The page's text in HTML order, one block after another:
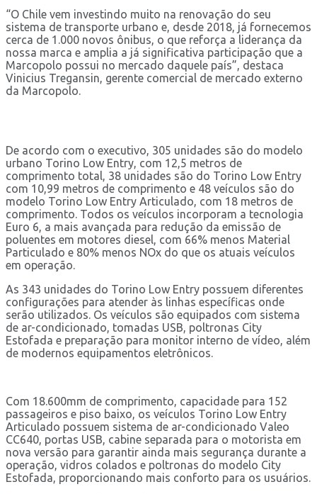
“O Chile vem investindo muito na renovação do seu
sistema de transporte urbano e, desde 2018, já fornecemos
cerca de 1.000 novos ônibus, o que reforça a liderança da
nossa marca e amplia a já significativa participação que a
Marcopolo possui no mercado daquele país”, destaca
Vinicius Tregansin, gerente comercial de mercado externo
da Marcopolo.
De acordo com o executivo, 305 unidades são do modelo
urbano Torino Low Entry, com 12,5 metros de
comprimento total, 38 unidades são do Torino Low Entry
com 10,99 metros de comprimento e 48 veículos são do
modelo Torino Low Entry Articulado, com 18 metros de
comprimento. Todos os veículos incorporam a tecnologia
Euro 6, a mais avançada para redução da emissão de
poluentes em motores diesel, com 66% menos Material
Particulado e 80% menos NOx do que os atuais veículos
em operação.
As 343 unidades do Torino Low Entry possuem diferentes
configurações para atender às linhas específicas onde
serão utilizados. Os veículos são equipados com sistema
de ar-condicionado, tomadas USB, poltronas City
Estofada e preparação para monitor interno de vídeo, além
de modernos equipamentos eletrônicos.
Com 18.600mm de comprimento, capacidade para 152
passageiros e piso baixo, os veículos Torino Low Entry
Articulado possuem sistema de ar-condicionado Valeo
CC640, portas USB, cabine separada para o motorista em
nova versão para garantir ainda mais segurança durante a
operação, vidros colados e poltronas do modelo City
Estofada, proporcionando mais conforto para os usuários.